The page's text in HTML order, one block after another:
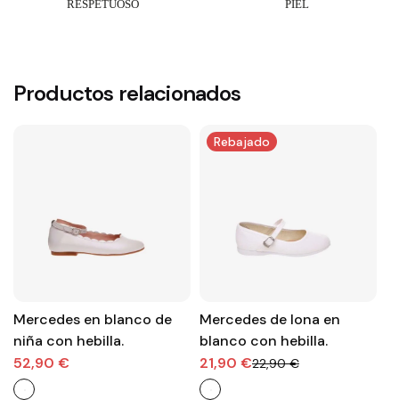
Productos relacionados
Mercedes en blanco de
niña con hebilla.
52,90 €
Rebajado
Mercedes de lona en
blanco con hebilla.
21,90 €22,90 €